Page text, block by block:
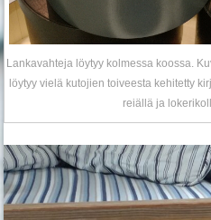
Lankavahteja löytyy kolmessa koossa.
löytyy vielä kutojien toiveesta kehitetty
reiällä ja